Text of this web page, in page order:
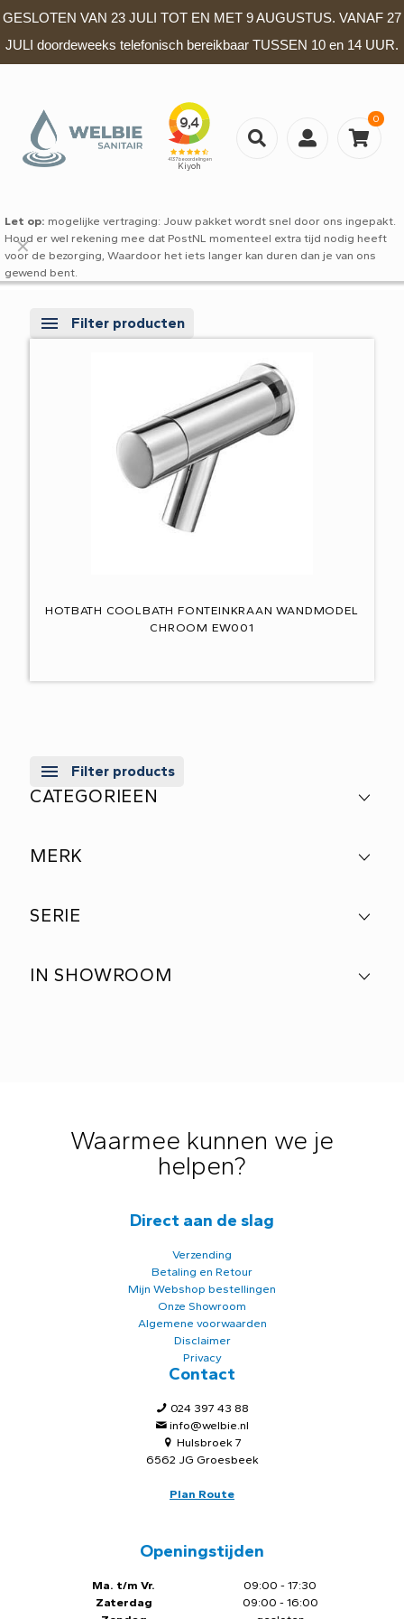
GESLOTEN VAN 23 JULI TOT EN MET 9 AUGUSTUS. VANAF 27
JULI doordeweeks telefonisch bereikbaar TUSSEN 10 en 14 UUR.
0
Let op: mogelijke vertraging: Jouw pakket wordt snel door ons ingepakt.
Houd er wel rekening mee dat PostNL momenteel extra tijd nodig heeft
voor de bezorging, Waardoor het iets langer kan duren dan je van ons
gewend bent.
✕
Filter producten
HOTBATH COOLBATH FONTEINKRAAN WANDMODEL
CHROOM EW001
Filter products
CATEGORIEEN
MERK
SERIE
IN SHOWROOM
Waarmee kunnen we je
helpen?
Direct aan de slag
Verzending
Betaling en Retour
Mijn Webshop bestellingen
Onze Showroom
Algemene voorwaarden
Disclaimer
Privacy
Contact
024 397 43 88
info@welbie.nl
Hulsbroek 7
6562 JG Groesbeek
Plan Route
Openingstijden
Ma. t/m Vr.
Zaterdag
09:00 - 17:30
09:00 - 16:00